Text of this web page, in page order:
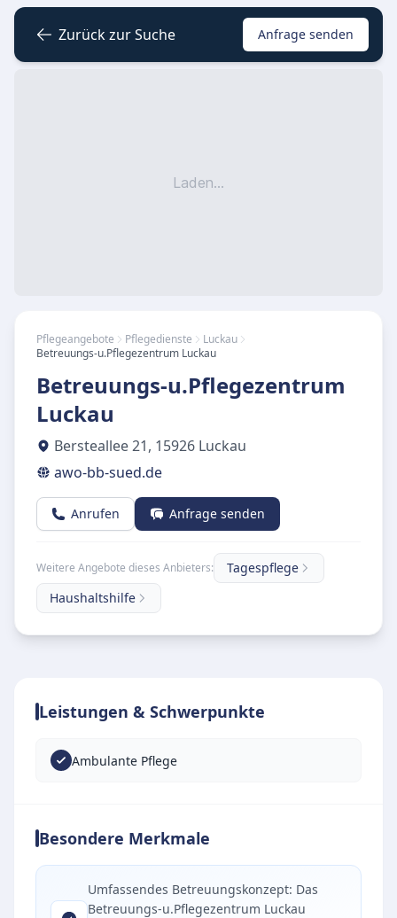
Zurück zur Suche Anfrage senden
Laden...
Pflegeangebote Pflegedienste
Luckau
Betreuungs-u.Pflegezentrum Luckau
Betreuungs-u.Pflegezentrum
Luckau
Bersteallee 21, 15926 Luckau
awo-bb-sued.de
Anrufen Anfrage senden
Weitere Angebote dieses Anbieters:
Tagespflege
Haushaltshilfe
Leistungen & Schwerpunkte
Ambulante Pflege
Besondere Merkmale
Umfassendes Betreuungskonzept: Das
Betreuungs-u.Pflegezentrum Luckau